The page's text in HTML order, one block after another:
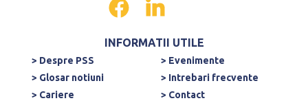
INFORMATII UTILE
> Despre PSS
> Evenimente
> Glosar notiuni
> Intrebari frecvente
> Cariere
> Contact